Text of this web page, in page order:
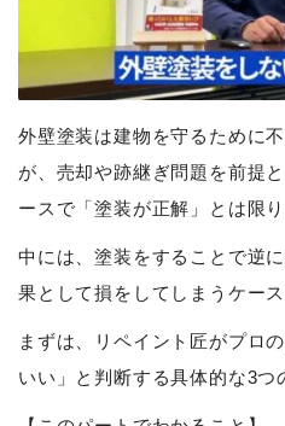
外壁塗装は建物を守るために
が、売却や跡継ぎ問題を前提
ースで「塗装が正解」とは限り
中には、塗装をすることで逆
果として損をしてしまうケース
まずは、リペイント匠がプロ
いい」と判断する具体的な3つ